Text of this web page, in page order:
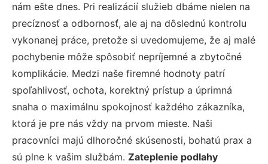
nám ešte dnes. Pri realizácií služieb dbáme nielen na
precíznosť a odbornosť, ale aj na dôslednú kontrolu
vykonanej práce, pretože si uvedomujeme, že aj malé
pochybenie môže spôsobiť nepríjemné a zbytočné
komplikácie. Medzi naše firemné hodnoty patrí
spoľahlivosť, ochota, korektný prístup a úprimná
snaha o maximálnu spokojnosť každého zákazníka,
ktorá je pre nás vždy na prvom mieste. Naši
pracovníci majú dlhoročné skúsenosti, bohatú prax a
sú plne k vašim službám. Zateplenie podlahy